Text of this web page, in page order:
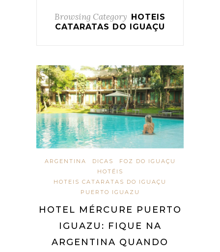
Browsing Category HOTEIS
CATARATAS DO IGUAÇU
ARGENTINA DICAS
FOZ DO IGUAÇU
HOTÉIS
HOTEIS CATARATAS DO IGUAÇU
PUERTO IGUAZU
HOTEL MÉRCURE PUERTO
IGUAZU: FIQUE NA
ARGENTINA QUANDO